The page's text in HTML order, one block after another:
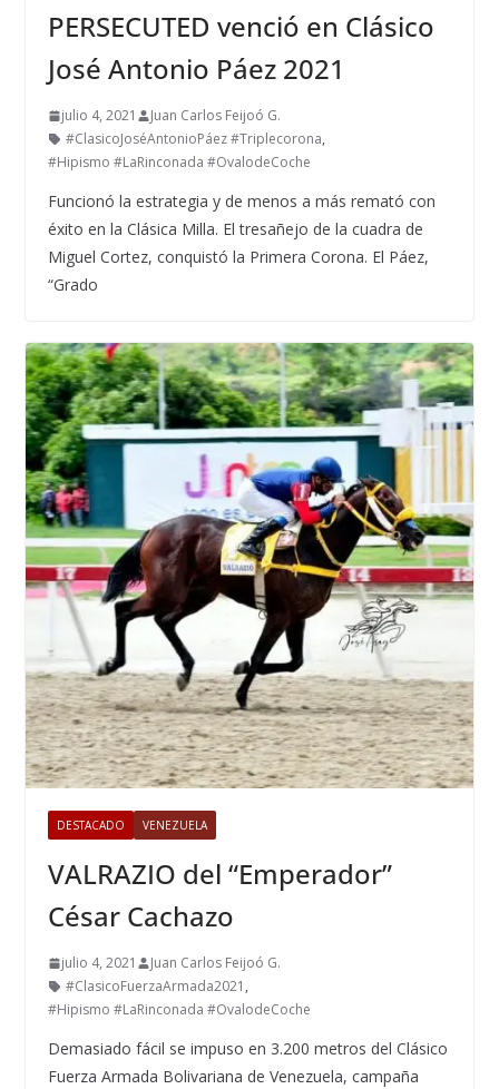
PERSECUTED venció en Clásico
José Antonio Páez 2021
julio 4, 2021
Juan Carlos Feijoó G.
#ClasicoJoséAntonioPáez #Triplecorona,
#Hipismo #LaRinconada #OvalodeCoche
Funcionó la estrategia y de menos a más remató con
éxito en la Clásica Milla. El tresañejo de la cuadra de
Miguel Cortez, conquistó la Primera Corona. El Páez,
“Grado
DESTACADO VENEZUELA
VALRAZIO del “Emperador”
César Cachazo
julio 4, 2021
Juan Carlos Feijoó G.
#ClasicoFuerzaArmada2021,
#Hipismo #LaRinconada #OvalodeCoche
Demasiado fácil se impuso en 3.200 metros del Clásico
Fuerza Armada Bolivariana de Venezuela, campaña